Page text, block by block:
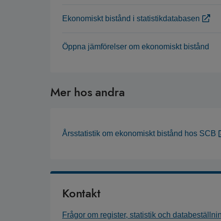
Ekonomiskt bistånd i statistikdatabasen
Öppna jämförelser om ekonomiskt bistånd
Mer hos andra
Årsstatistik om ekonomiskt bistånd hos SCB
Kontakt
Frågor om register, statistik och